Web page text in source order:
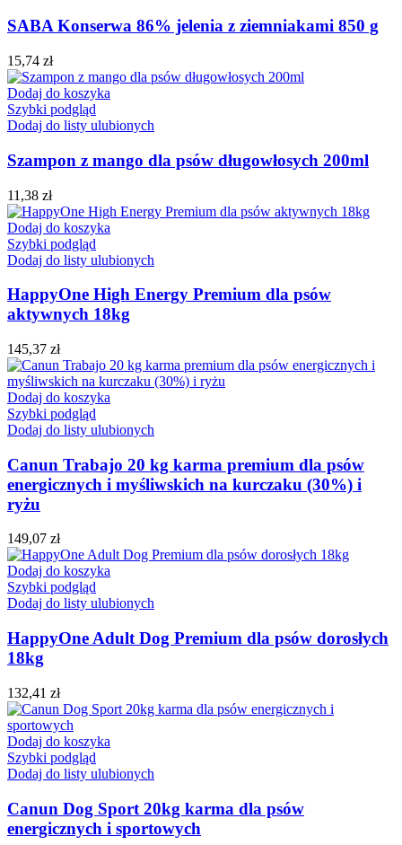
SABA Konserwa 86% jelenia z ziemniakami 850 g
15,74 zł
Dodaj do koszyka
Szybki podgląd
Dodaj do listy ulubionych
Szampon z mango dla psów długowłosych 200ml
11,38 zł
Dodaj do koszyka
Szybki podgląd
Dodaj do listy ulubionych
HappyOne High Energy Premium dla psów
aktywnych 18kg
145,37 zł
Dodaj do koszyka
Szybki podgląd
Dodaj do listy ulubionych
Canun Trabajo 20 kg karma premium dla psów
energicznych i myśliwskich na kurczaku (30%) i
ryżu
149,07 zł
Dodaj do koszyka
Szybki podgląd
Dodaj do listy ulubionych
HappyOne Adult Dog Premium dla psów dorosłych
18kg
132,41 zł
Dodaj do koszyka
Szybki podgląd
Dodaj do listy ulubionych
Canun Dog Sport 20kg karma dla psów
energicznych i sportowych